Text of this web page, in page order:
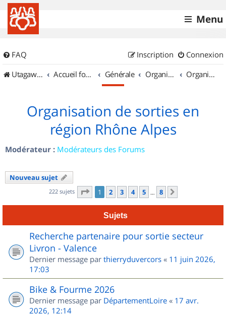
Menu
FAQ Connexion
Inscription
UtagawaVTT (Randos VTT et VTTAE avec traces GPS)
Accueil forum Générale Organisation de sorties & Recherche de partenaires Organisation de sorties en région Rhône Alpes
Organisation de sorties en
région Rhône Alpes
Modérateur : Modérateurs des Forums
Nouveau sujet
222 sujets Page 1sur
1 2 3 4 5 … 8
Sujets
Recherche partenaire pour sortie secteur
Livron - Valence
Dernier message par thierryduvercors « 11 juin 2026,
17:03
Bike & Fourme 2026
Dernier message par DépartementLoire « 17 avr.
2026, 12:14